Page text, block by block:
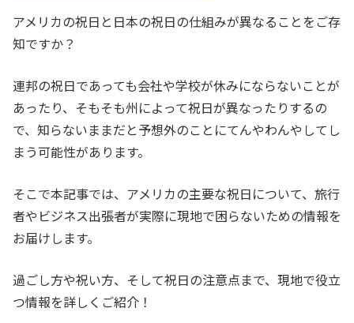
アメリカの祝日と日本の祝日の仕組みが異なることをご存
知ですか？
連邦の祝日であっても会社や学校が休みにならないことが
あったり、そもそも州によって祝日が異なったりするの
で、知らないままだと予想外のことにてんやわんやしてし
まう可能性があります。
そこで本記事では、アメリカの主要な祝日について、旅行
者やビジネス出張者が実際に現地で困らないための情報を
お届けします。
過ごし方や祝い方、そして祝日の注意点まで、現地で役立
つ情報を詳しくご紹介！